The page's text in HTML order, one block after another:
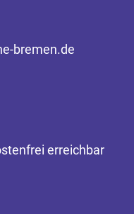
bremen.de
erreichbar